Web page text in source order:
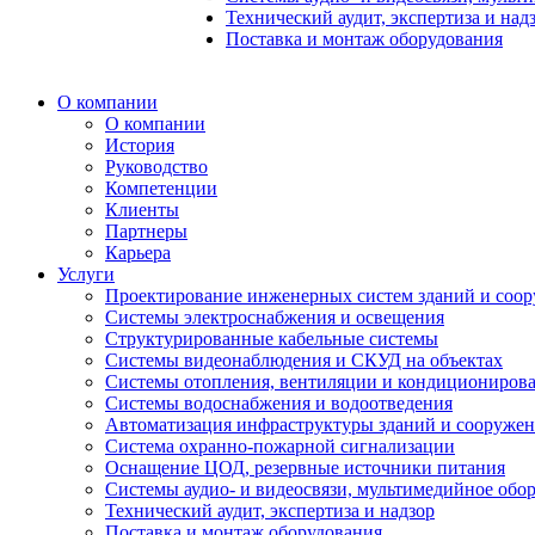
Технический аудит, экспертиза и
Поставка и монтаж оборудования
О компании
О компании
История
Руководство
Компетенции
Клиенты
Партнеры
Карьера
Услуги
Проектирование инженерных систем зданий и
Системы электроснабжения и освещения
Структурированные кабельные системы
Системы видеонаблюдения и СКУД на объектах
Системы отопления, вентиляции и
Системы водоснабжения и водоотведения
Автоматизация инфраструктуры зданий и
Система охранно-пожарной сигнализации
Оснащение ЦОД, резервные источники питания
Системы аудио- и видеосвязи, мультимедийное
Технический аудит, экспертиза и надзор